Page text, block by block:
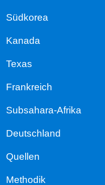
Südkorea
Kanada
Texas
Frankreich
Subsahara-Afrika
Deutschland
Quellen
Methodik